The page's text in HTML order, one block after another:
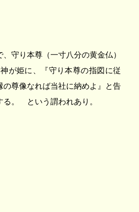
守り本尊（一寸八分の黄金仏）
が姫に、『守り本尊の指図に従
尊像なれば当社に納めよ』と告
る。 という謂われあり。